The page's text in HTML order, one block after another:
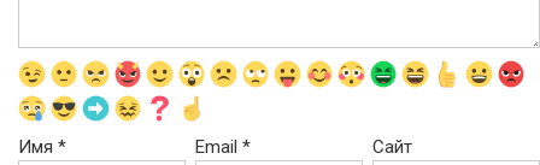
Имя * Email* Сайт